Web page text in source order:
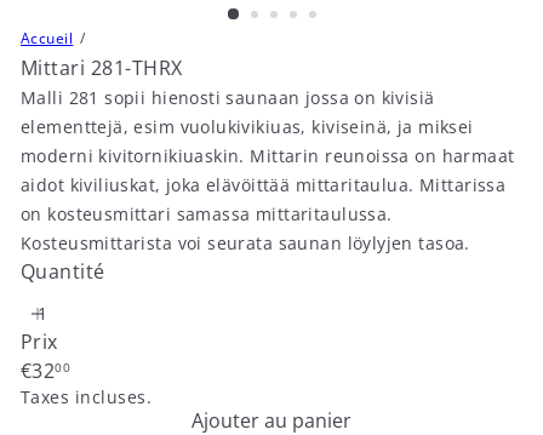
Accueil
Mittari 281-THRX
Malli 281 sopii hienosti saunaan jossa on kivisiä
elementtejä, esim vuolukivikiuas, kiviseinä, ja miksei
moderni kivitornikiuaskin. Mittarin reunoissa on harmaat
aidot kiviliuskat, joka elävöittää mittaritaulua. Mittarissa
on kosteusmittari samassa mittaritaulussa.
Kosteusmittarista voi seurata saunan löylyjen tasoa.
Quantité
Prix
Prix
régulier
€3200
Taxes incluses.
Ajouter au panier